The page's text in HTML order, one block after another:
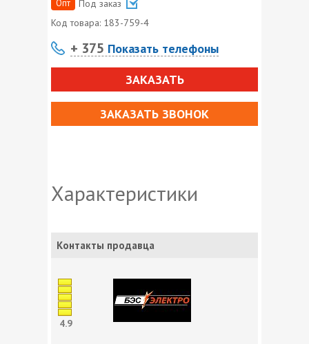
Опт
Под заказ
Код товара: 183-759-4
+ 375 Показать телефоны
ЗАКАЗАТЬ
ЗАКАЗАТЬ ЗВОНОК
Характеристики
Контакты продавца
4.9